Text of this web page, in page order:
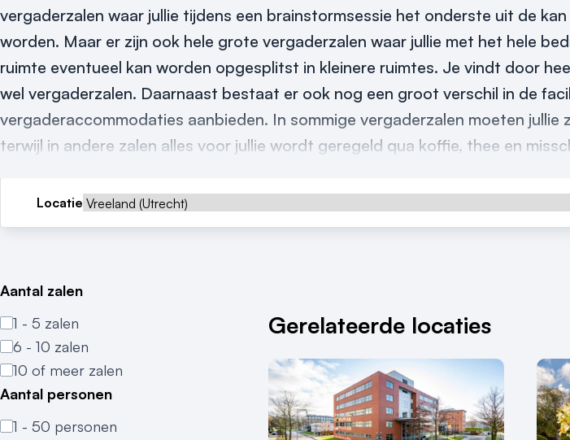
vergaderzalen waar jullie tijdens een brainstormsessie het onderste uit de
worden. Maar er zijn ook hele grote vergaderzalen waar jullie met het hele
ruimte eventueel kan worden opgesplitst in kleinere ruimtes. Je vindt door
wel vergaderzalen. Daarnaast bestaat er ook nog een groot verschil in de
vergaderaccommodaties aanbieden. In sommige vergaderzalen moeten jullie
terwijl in andere zalen alles voor jullie wordt geregeld qua koffie, thee en
Locatie
Aantal zalen
1 - 5 zalen
6 - 10 zalen
10 of meer zalen
Aantal personen
1 - 50 personen
Gerelateerde locaties